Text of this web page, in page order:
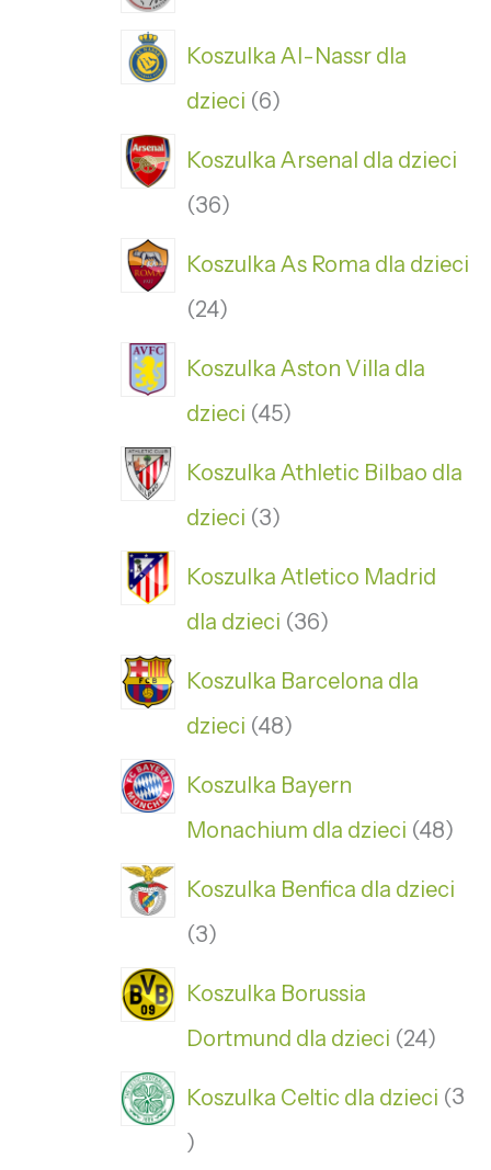
Koszulka Al-Nassr dla
dzieci 6
Koszulka Arsenal dla dzieci
36
Koszulka As Roma dla dzieci
24
Koszulka Aston Villa dla
dzieci 45
Koszulka Athletic Bilbao dla
dzieci 3
Koszulka Atletico Madrid
dla dzieci 36
Koszulka Barcelona dla
dzieci 48
Koszulka Bayern
Monachium dla dzieci 48
Koszulka Benfica dla dzieci
3
Koszulka Borussia
Dortmund dla dzieci 24
Koszulka Celtic dla dzieci 3